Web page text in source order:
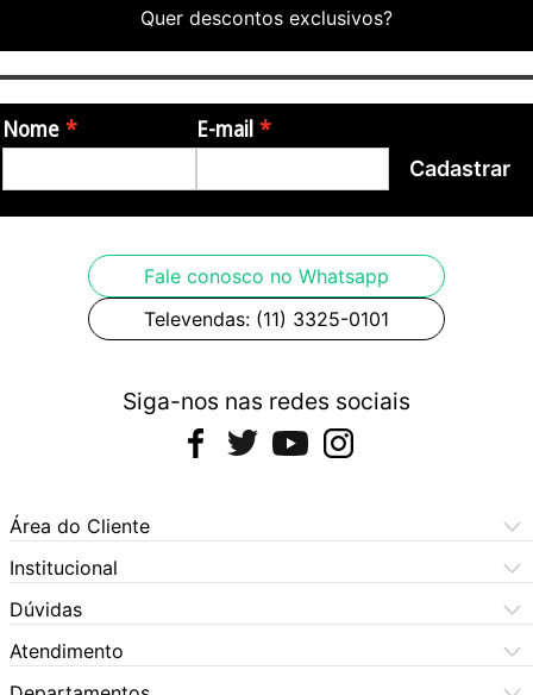
Quer descontos exclusivos?
Nome E-mail
Cadastrar
Fale conosco no Whatsapp
Televendas: (11) 3325-0101
Siga-nos nas redes sociais
Área do Cliente
Meus Pedidos
Meus Dados
Institucional
Central de Atendimento
Dúvidas Frequentes
Formas de Pagamento
Dúvidas
Como Comprar
Dúvidas Frequentes
Atendimento
(11) 3060-6100